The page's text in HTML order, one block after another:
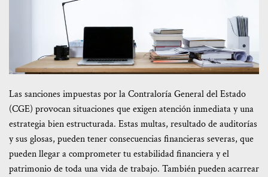
Las sanciones impuestas por la Contraloría General del Estado
(CGE) provocan situaciones que exigen atención inmediata y una
estrategia bien estructurada. Estas multas, resultado de auditorías
y sus glosas, pueden tener consecuencias financieras severas, que
pueden llegar a comprometer tu estabilidad financiera y el
patrimonio de toda una vida de trabajo. También pueden acarrear